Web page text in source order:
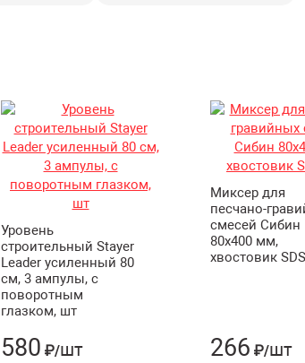
Уровень
строительный Stayer
Leader усиленный 80
см, 3 ампулы, с
поворотным
глазком, шт
580 ₽/шт
Миксер для
песчано-
смесей Сибин
80х400 мм,
хвостовик
266 ₽/шт